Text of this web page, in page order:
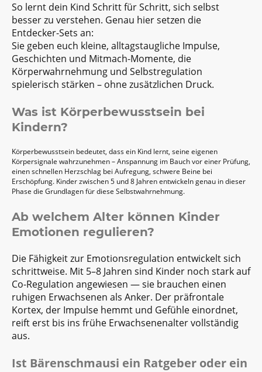
So lernt dein Kind Schritt für Schritt, sich selbst
besser zu verstehen. Genau hier setzen die
Entdecker-Sets an:
Sie geben euch kleine, alltagstaugliche Impulse,
Geschichten und Mitmach-Momente, die
Körperwahrnehmung und Selbstregulation
spielerisch stärken – ohne zusätzlichen Druck.
Was ist Körperbewusstsein bei
Kindern?
Körperbewusstsein bedeutet, dass ein Kind lernt, seine eigenen
Körpersignale wahrzunehmen – Anspannung im Bauch vor einer Prüfung,
einen schnellen Herzschlag bei Aufregung, schwere Beine bei
Erschöpfung. Kinder zwischen 5 und 8 Jahren entwickeln genau in dieser
Phase die Grundlagen für diese Selbstwahrnehmung.
Ab welchem Alter können Kinder
Emotionen regulieren?
Die Fähigkeit zur Emotionsregulation entwickelt sich
schrittweise. Mit 5–8 Jahren sind Kinder noch stark auf
Co-Regulation angewiesen — sie brauchen einen
ruhigen Erwachsenen als Anker. Der präfrontale
Kortex, der Impulse hemmt und Gefühle einordnet,
reift erst bis ins frühe Erwachsenenalter vollständig
aus.
Ist Bärenschmausi ein Ratgeber oder ein